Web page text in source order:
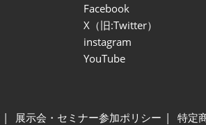
Facebook
X（旧:Twitter）
instagram
YouTube
展示会・セミナー参加ポリシー
特定